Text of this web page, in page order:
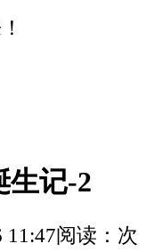
生记-2
11:47阅读： 次